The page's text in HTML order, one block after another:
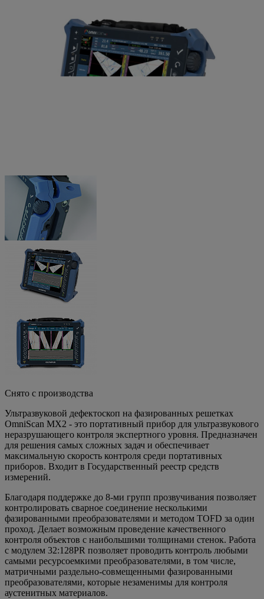
Снято с производства
Ультразвуковой дефектоскоп на фазированных решетках
OmniScan MX2 - это портативный прибор для ультразвукового
неразрушающего контроля экспертного уровня. Предназначен
для решения самых сложных задач и обеспечивает
максимальную скорость контроля среди портативных
приборов. Входит в Государственный реестр средств
измерений.
Благодаря поддержке до 8-ми групп прозвучивания позволяет
контролировать сварное соединение несколькими
фазированными преобразователями и методом TOFD за один
проход. Делает возможным проведение качественного
контроля объектов с наибольшими толщинами стенок. Работа
с модулем 32:128PR позволяет проводить контроль любыми
самыми ресурсоемкими преобразователями, в том числе,
матричными раздельно-совмещенными фазированными
преобразователями, которые незаменимы для контроля
аустенитных материалов.